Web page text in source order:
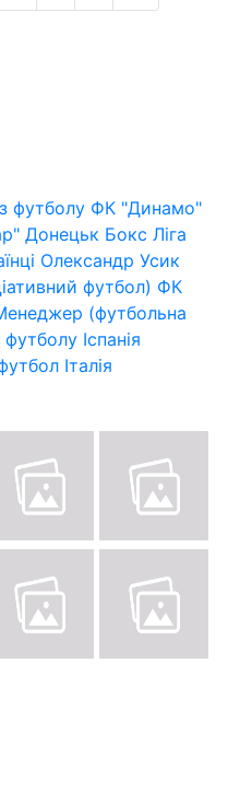
футболу ФК "Динамо"
Донецьк Бокс Ліга
Олександр Усик
футбол) ФК
(футбольна
футболу Іспанія
Італія